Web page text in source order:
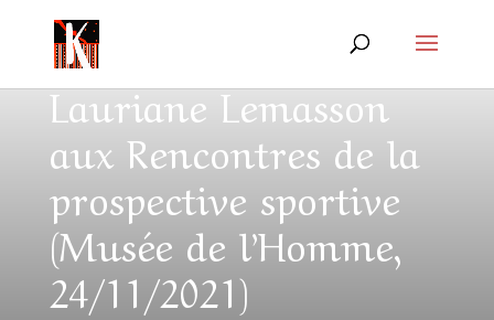
Marc Thiercelin et
Lauriane Lemasson
aux Rencontres de la
prospective sportive
(Musée de l’Homme,
24/11/2021)